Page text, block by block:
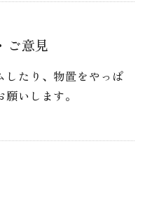
ご意見
したり、物置をやっぱ
いします。